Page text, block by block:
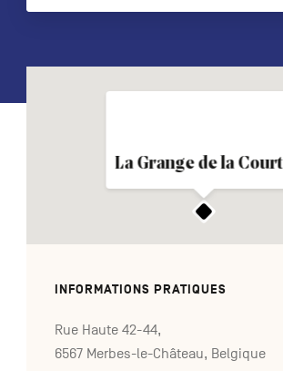
La Grange de la
INFORMATIONS PRATIQUES
Rue Haute 42-44,
6567 Merbes-le-Château, Belgique